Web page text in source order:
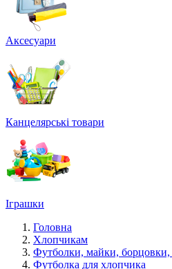
Аксесуари
Канцелярські товари
Іграшки
Головна
Хлопчикам
Футболки, майки, борцовки,
Футболка для хлопчика